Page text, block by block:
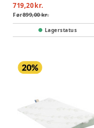
719,20 kr.
Før899,00 kr.
Lagerstatus